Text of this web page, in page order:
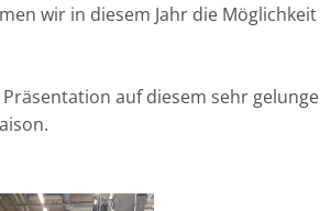
wir in diesem Jahr die
auf diesem sehr